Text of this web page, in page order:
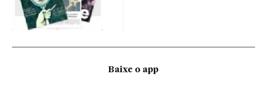
Baixe o app